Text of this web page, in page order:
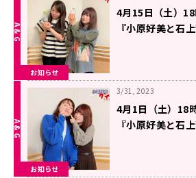
お知らせ
4月15日（土）18
『小原好美と石
お知らせ
3/31, 2023
4月1日（土）18
『小原好美と石